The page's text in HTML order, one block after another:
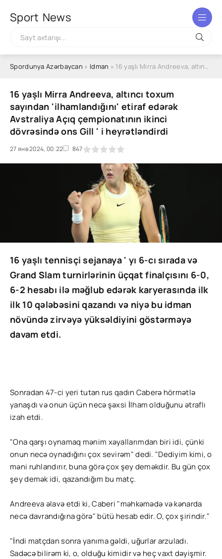
Sport News
Spordunya Azərbaycan » Idman » 16 yaşlı Mirra Andreeva, altıncı toxum sayından 'ilhamlandığını' etiraf edərək Avstraliya Açıq çempionatının ikinci dövrəsində ons Gill ' i heyrətləndirdi
16 yaşlı Mirra Andreeva, altıncı toxum
sayından 'ilhamlandığını' etiraf edərək
Avstraliya Açıq çempionatının ikinci
dövrəsində ons Gill ' i heyrətləndirdi
27 янв 2024, 00:22 847
1 2 3 4 5
16 yaşlı tennisçi sejanaya ' yı 6-cı sırada və
Grand Slam turnirlərinin üçqat finalçısını 6-0,
6-2 hesabı ilə məğlub edərək karyerasında ilk
ilk 10 qələbəsini qazandı və niyə bu idman
növündə zirvəyə yüksəldiyini göstərməyə
davam etdi.
Sonradan 47-ci yeri tutan rus qadın Caberə hörmətlə
yanaşdı və onun üçün necə şəxsi İlham olduğunu ətraflı
izah etdi.
"Ona qarşı oynamaq mənim xəyallarımdan biri idi, çünki
onun necə oynadığını çox sevirəm" dedi. "Dediyim kimi, o
məni ruhlandırır, buna görə çox şey deməkdir. Bu gün çox
şey demək idi, qazandığım bu matç.
Andreeva əlavə etdi ki, Caberi "məhkəmədə və kənarda
necə davrandığına görə" bütü hesab edir. O, çox şirindir."
"İndi matçdan sonra yanıma gəldi, uğurlar arzuladı.
Sadəcə bilirəm ki, o, olduğu kimidir və heç vaxt dəyişmir.